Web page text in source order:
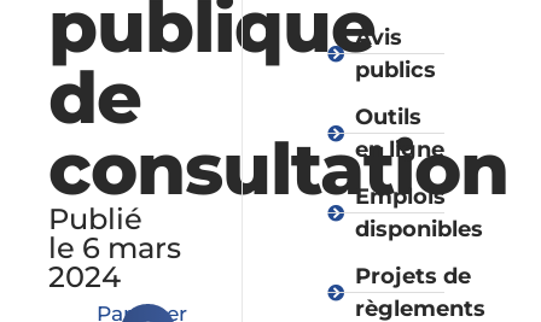
publique
de
consultation
Publié
le 6 mars
2024
Partager
Avis
publics
Outils
en ligne
Emplois
disponibles
Projets de
règlements